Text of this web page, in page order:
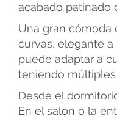
acabado patinado
Una gran cómoda
curvas, elegante a
puede adaptar a
teniendo
Desde el
En el salón o la